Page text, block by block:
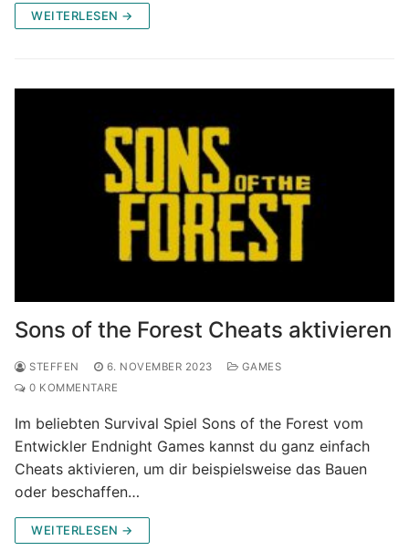
WEITERLESEN →
Sons of the Forest Cheats aktivieren
STEFFEN 6. NOVEMBER 2023
GAMES
0 KOMMENTARE
Im beliebten Survival Spiel Sons of the Forest vom
Entwickler Endnight Games kannst du ganz einfach
Cheats aktivieren, um dir beispielsweise das Bauen
oder beschaffen…
WEITERLESEN →